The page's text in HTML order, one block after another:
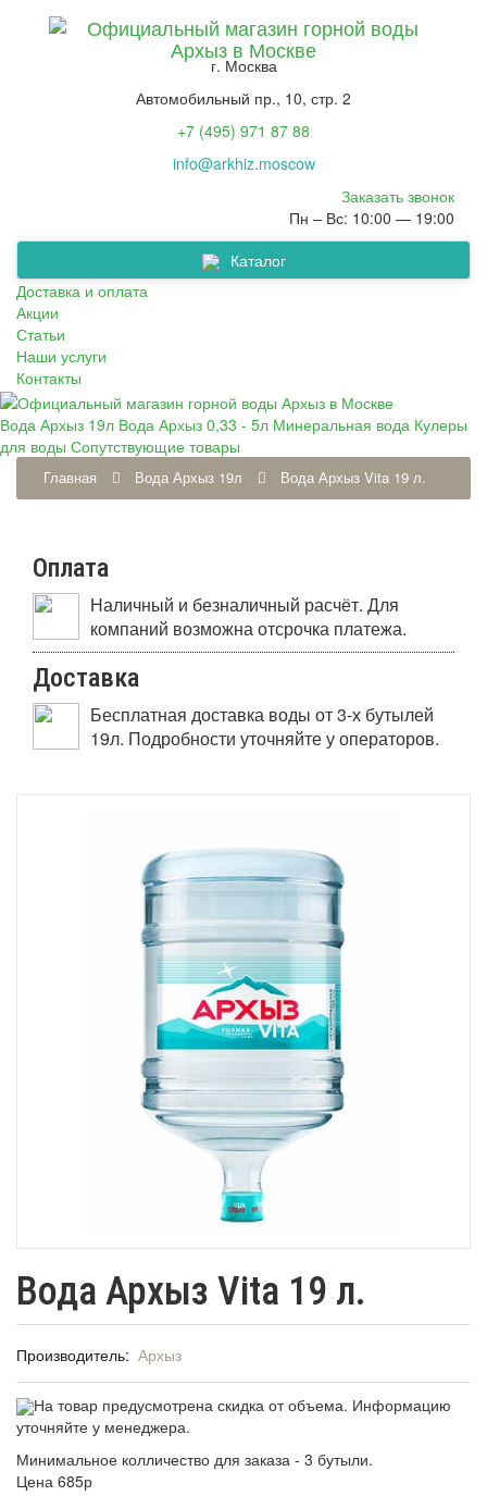
г. Москва
Автомобильный пр., 10, стр. 2
+7 (495) 971 87 88
info@arkhiz.moscow
Заказать звонок
Пн – Вс: 10:00 — 19:00
Каталог
Вода Архыз 19л
Вода Архыз 0,33 - 5л
Минеральная вода
Кулеры для воды
Сопутствующие товары
Доставка и оплата
Акции
Статьи
Наши услуги
Контакты
Вода Архыз 19л Вода Архыз 0,33 - 5л Минеральная вода Кулеры
для воды Сопутствующие товары
Главная Вода Архыз 19л Вода Архыз Vita 19 л.
Оплата
Наличный и безналичный расчёт. Для
компаний возможна отсрочка платежа.
Доставка
Бесплатная доставка воды от 3-х бутылей
19л. Подробности уточняйте у операторов.
Вода Архыз Vita 19 л.
Производитель: Архыз
На товар предусмотрена скидка от объема. Информацию
уточняйте у менеджера.
Минимальное колличество для заказа - 3 бутыли.
Цена 685р